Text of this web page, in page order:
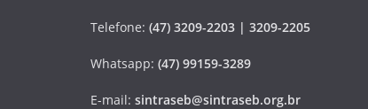
Telefone: (47) 3209-2203 | 3209-2205
Whatsapp: (47) 99159-3289
E-mail: sintraseb@sintraseb.org.br